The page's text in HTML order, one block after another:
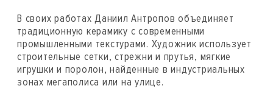
В своих работах Даниил Антропов объединяет
традиционную керамику с современными
промышленными текстурами. Художник использует
строительные сетки, стрежни и прутья, мягкие
игрушки и поролон, найденные в индустриальных
зонах мегаполиса или на улице.